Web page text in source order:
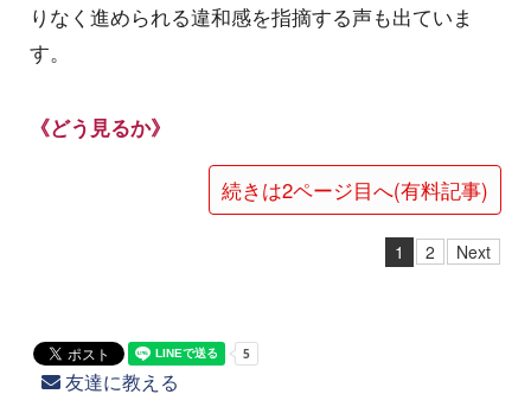
りなく進められる違和感を指摘する声も出ていま
す。
《どう見るか》
続きは2ページ目へ(有料記事)
1 2 Next
友達に教える